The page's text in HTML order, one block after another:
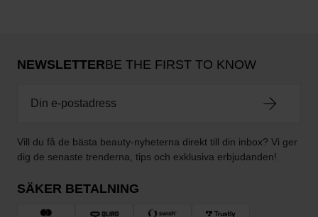
NEWSLETTERBE THE FIRST TO KNOW
Vill du få de bästa beauty-nyheterna direkt till din inbox? Vi ger
dig de senaste trenderna, tips och exklusiva erbjudanden!
SÄKER BETALNING